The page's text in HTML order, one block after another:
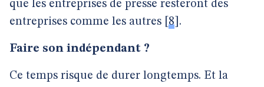
que les entreprises de presse resteront des
entreprises comme les autres 8 .
Faire son indépendant ?
Ce temps risque de durer longtemps. Et la